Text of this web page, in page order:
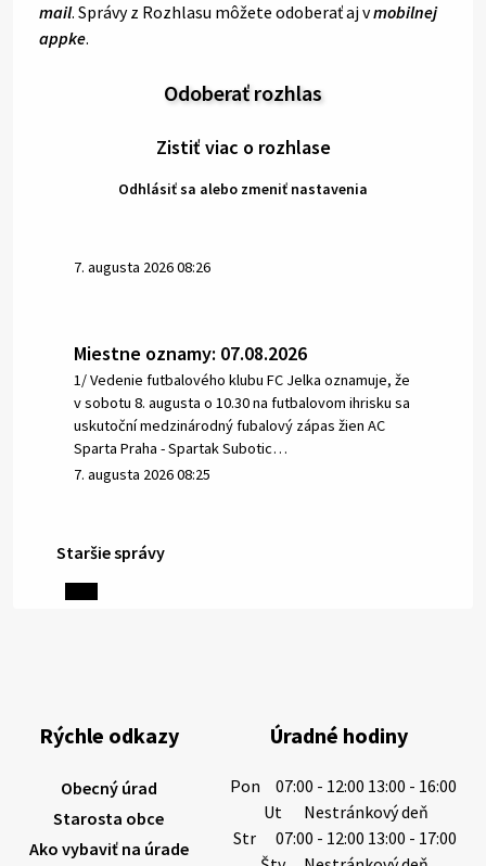
mail. Správy z Rozhlasu môžete odoberať aj vmobilnej
appke.
Odoberať rozhlas
Zistiť viac o rozhlase
Odhlásiť sa alebo zmeniť nastavenia
7. augusta 2026 08:26
Miestne oznamy: 07.08.2026
1/ Vedenie futbalového klubu FC Jelka oznamuje, že
v sobotu 8. augusta o 10.30 na futbalovom ihrisku sa
uskutoční medzinárodný fubalový zápas žien AC
Sparta Praha - Spartak Subotic…
7. augusta 2026 08:25
6. augusta 2026 08:13
výdatnosti vodárenských zdrojov.
Západoslovenská vodárenská spoločnosť preto
6. augusta 2026 08:12
Staršie správy
Rýchle odkazy
Obecný úrad
Starosta obce
Ako vybaviť na úrade
Úradné hodiny
Pon
07:00 - 12:00 13:00 - 16:00
Ut
Nestránkový deň
Str
07:00 - 12:00 13:00 - 17:00